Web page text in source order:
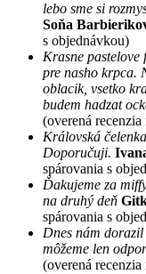
lebo sme si
Soňa
s objednávkou)
Krasne pastelove
pre nasho krpca.
oblacik, vsetko
budem hadzat
(overená
Královská
Doporučuji.
spárovania s
Ďakujeme za
na druhý deň
spárovania s
Dnes nám
môžeme len
(overená